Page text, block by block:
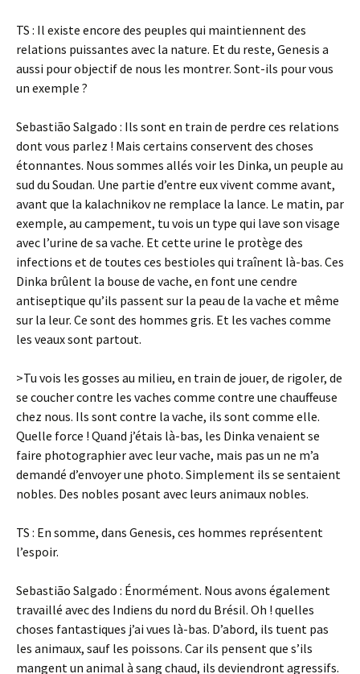
TS : Il existe encore des peuples qui maintiennent des
relations puissantes avec la nature. Et du reste, Genesis a
aussi pour objectif de nous les montrer. Sont-ils pour vous
un exemple ?
Sebastião Salgado : Ils sont en train de perdre ces relations
dont vous parlez ! Mais certains conservent des choses
étonnantes. Nous sommes allés voir les Dinka, un peuple au
sud du Soudan. Une partie d’entre eux vivent comme avant,
avant que la kalachnikov ne remplace la lance. Le matin, par
exemple, au campement, tu vois un type qui lave son visage
avec l’urine de sa vache. Et cette urine le protège des
infections et de toutes ces bestioles qui traînent là-bas. Ces
Dinka brûlent la bouse de vache, en font une cendre
antiseptique qu’ils passent sur la peau de la vache et même
sur la leur. Ce sont des hommes gris. Et les vaches comme
les veaux sont partout.
>Tu vois les gosses au milieu, en train de jouer, de rigoler, de
se coucher contre les vaches comme contre une chauffeuse
chez nous. Ils sont contre la vache, ils sont comme elle.
Quelle force ! Quand j’étais là-bas, les Dinka venaient se
faire photographier avec leur vache, mais pas un ne m’a
demandé d’envoyer une photo. Simplement ils se sentaient
nobles. Des nobles posant avec leurs animaux nobles.
TS : En somme, dans Genesis, ces hommes représentent
l’espoir.
Sebastião Salgado : Énormément. Nous avons également
travaillé avec des Indiens du nord du Brésil. Oh ! quelles
choses fantastiques j’ai vues là-bas. D’abord, ils tuent pas
les animaux, sauf les poissons. Car ils pensent que s’ils
mangent un animal à sang chaud, ils deviendront agressifs.